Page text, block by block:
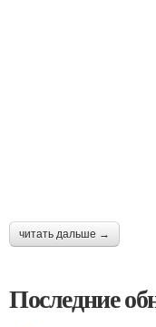
читать дальше →
Последние